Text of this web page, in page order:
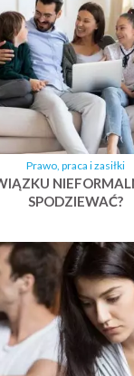
Prawo, praca i zasiłki
SPODZIEWAĆ?